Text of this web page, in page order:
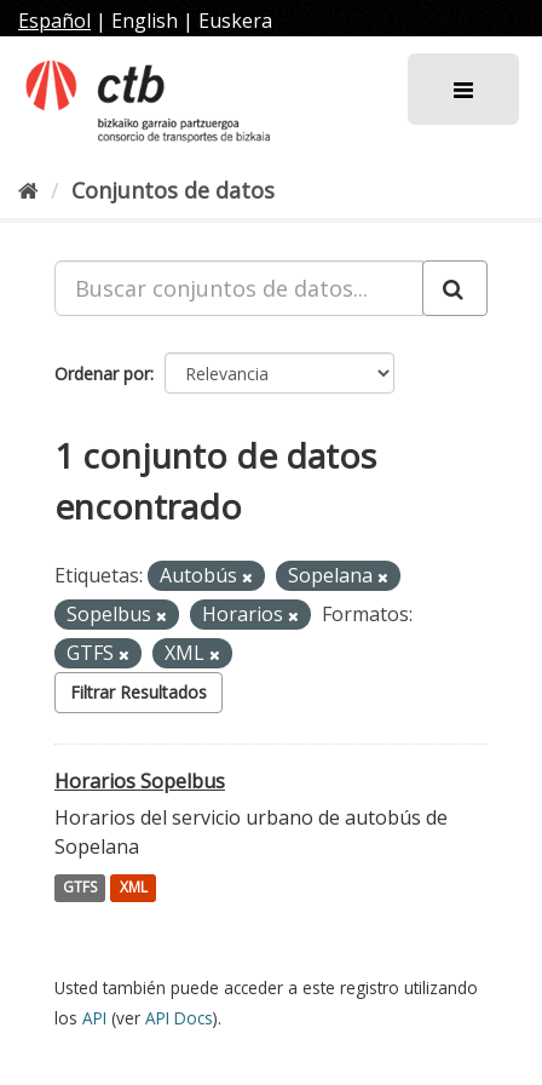
al
contenido
Español | English | Euskera
Conjuntos de datos
Ordenar por
1 conjunto de datos
encontrado
Etiquetas: Autobús
Sopelana
Sopelbus
Horarios
Formatos:
GTFS
XML
Filtrar Resultados
Horarios Sopelbus
Horarios del servicio urbano de autobús de
Sopelana
GTFS XML
Usted también puede acceder a este registro utilizando
los API (ver API Docs).